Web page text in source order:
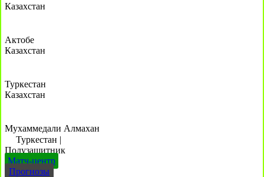
Казахстан
Актобе
Казахстан
Туркестан
Казахстан
Мухаммедали Алмахан
Туркестан |
Полузащитник
Матч-центр
Прогнозы